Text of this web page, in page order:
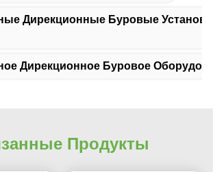
Дирекционные Буровые
Дирекционное Буровое
Продукты